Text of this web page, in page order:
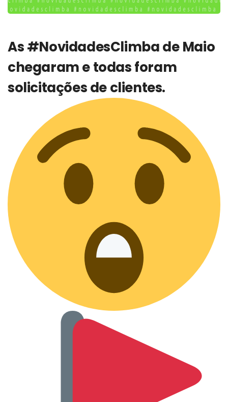
As #NovidadesClimba de Maio
chegaram e todas foram
solicitações de clientes.